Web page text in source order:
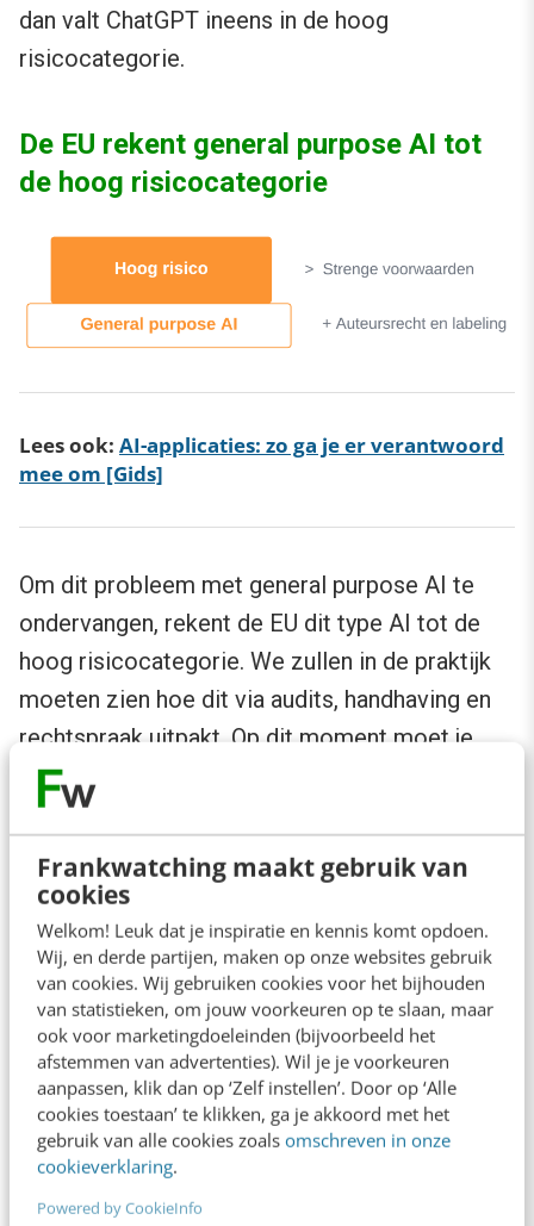
Frankwatching maakt gebruik van
cookies
Welkom! Leuk dat je inspiratie en kennis komt opdoen.
Wij, en derde partijen, maken op onze websites gebruik
van cookies. Wij gebruiken cookies voor het bijhouden
van statistieken, om jouw voorkeuren op te slaan, maar
ook voor marketingdoeleinden (bijvoorbeeld het
afstemmen van advertenties). Wil je je voorkeuren
aanpassen, klik dan op ‘Zelf instellen’. Door op ‘Alle
cookies toestaan’ te klikken, ga je akkoord met het
gebruik van alle cookies zoals omschreven in onze
cookieverklaring.
Powered by CookieInfo
dan valt ChatGPT ineens in de hoog
risicocategorie.
De EU rekent general purpose AI tot
de hoog risicocategorie
Lees ook: AI-applicaties: zo ga je er verantwoord
mee om [Gids]
Om dit probleem met general purpose AI te
ondervangen, rekent de EU dit type AI tot de
hoog risicocategorie. We zullen in de praktijk
moeten zien hoe dit via audits, handhaving en
rechtspraak uitpakt. Op dit moment moet je
ChatGPT als hoog risico beschouwen en
volgens de bijbehorende bepalingen toepassen.
Aangevuld met de verplichting dat je altijd het
auteursrechtrespecteert, omdat ChatGPT op
bestaande teksten en bronnen werkt en dat je
een tekst labelt met de melding dat deze door
ChatGPT gemaakt is.
Stappenplan om de AI Act toe te
passen
Voor wat betreft het toepassen van de AI Act